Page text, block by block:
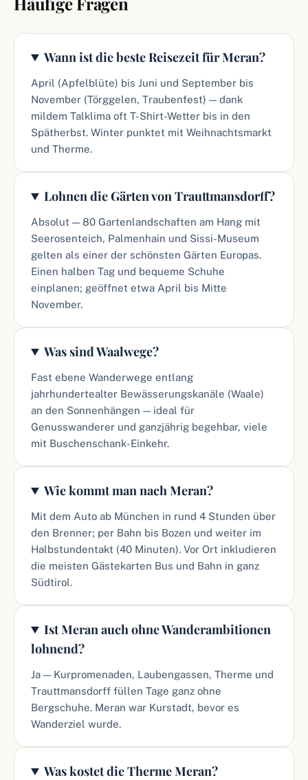
Wann ist die beste Reisezeit für Meran?
April (Apfelblüte) bis Juni und September bis
November (Törggelen, Traubenfest) — dank
mildem Talklima oft T-Shirt-Wetter bis in den
Spätherbst. Winter punktet mit Weihnachtsmarkt
und Therme.
Lohnen die Gärten von Trauttmansdorff?
Absolut — 80 Gartenlandschaften am Hang mit
Seerosenteich, Palmenhain und Sissi-Museum
gelten als einer der schönsten Gärten Europas.
Einen halben Tag und bequeme Schuhe
einplanen; geöffnet etwa April bis Mitte
November.
Was sind Waalwege?
Fast ebene Wanderwege entlang
jahrhundertealter Bewässerungskanäle (Waale)
an den Sonnenhängen — ideal für
Genusswanderer und ganzjährig begehbar, viele
mit Buschenschank-Einkehr.
Wie kommt man nach Meran?
Mit dem Auto ab München in rund 4 Stunden über
den Brenner; per Bahn bis Bozen und weiter im
Halbstundentakt (40 Minuten). Vor Ort inkludieren
die meisten Gästekarten Bus und Bahn in ganz
Südtirol.
Ist Meran auch ohne Wanderambitionen
lohnend?
Ja — Kurpromenaden, Laubengassen, Therme und
Trauttmansdorff füllen Tage ganz ohne
Bergschuhe. Meran war Kurstadt, bevor es
Wanderziel wurde.
Was kostet die Therme Meran?